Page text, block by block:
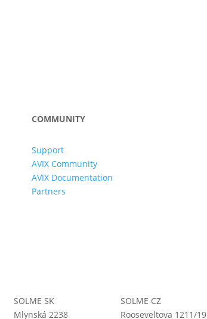
COMMUNITY
Support
AVIX Community
AVIX Documentation
Partners
SOLME SK
Mlynská 2238
SOLME CZ
Rooseveltova 1211/19